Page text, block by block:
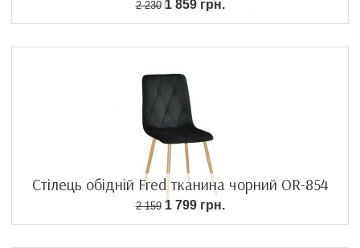
2 2301 859 грн.
Стілець обідній Fred тканина чорний OR-854
2 1591 799 грн.